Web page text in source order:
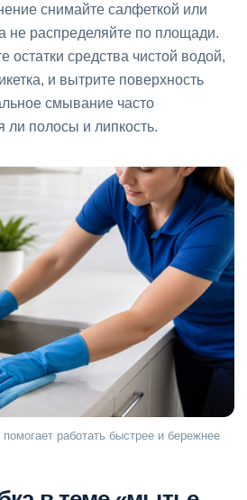
снимайте салфеткой или
не распределяйте по площади.
остатки средства чистой водой,
и вытрите поверхность
смывание часто
ли полосы и липкость.
работать быстрее и бережнее